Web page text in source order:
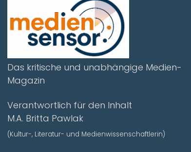
Das kritische und unabhängige Medien-
Magazin
Verantwortlich für den Inhalt
M.A. Britta Pawlak
(Kultur-, Literatur- und Medienwissenschaftlerin)